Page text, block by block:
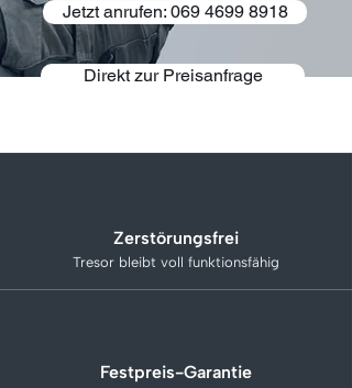
Jetzt anrufen: 069 4699 8918
Direkt zur Preisanfrage
Zerstörungsfrei
Tresor bleibt voll funktionsfähig
Festpreis-Garantie